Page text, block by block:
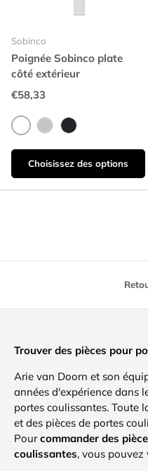
Sobinco
Poignée Sobinco plate
côté extérieur
€58,33
RAL 9016 Blanc
Choisissez des options
Trouver des pièces pour
Arie van Doorn et son
années d'expérience dans
portes coulissantes. Toute
et des pièces de portes
Pourcommander des
coulissantes, vous